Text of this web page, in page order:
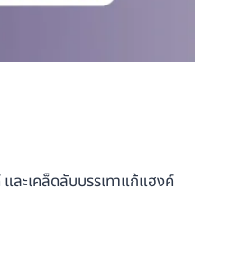
ละเคล็ดลับบรรเทาแก้แฮงค์